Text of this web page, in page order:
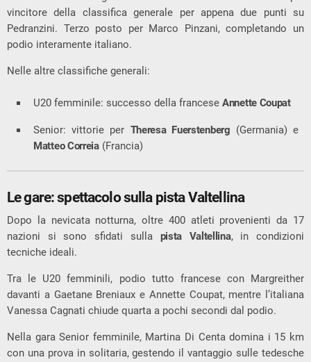
vincitore della classifica generale per appena due punti su
Pedranzini. Terzo posto per Marco Pinzani, completando un
podio interamente italiano.
Nelle altre classifiche generali:
U20 femminile: successo della francese Annette Coupat
Senior: vittorie per Theresa Fuerstenberg (Germania) e
Matteo Correia(Francia)
Le gare: spettacolo sulla pista Valtellina
Dopo la nevicata notturna, oltre 400 atleti provenienti da 17
nazioni si sono sfidati sulla pista Valtellina, in condizioni
tecniche ideali.
Tra le U20 femminili, podio tutto francese con Margreither
davanti a Gaetane Breniaux e Annette Coupat, mentre l’italiana
Vanessa Cagnati chiude quarta a pochi secondi dal podio.
Nella gara Senior femminile, Martina Di Centa domina i 15 km
con una prova in solitaria, gestendo il vantaggio sulle tedesche